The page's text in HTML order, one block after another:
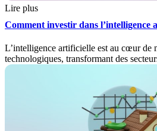
Lire plus
Comment investir dans l’intelligence
L’intelligence artificielle est au cœur de
technologiques, transformant des